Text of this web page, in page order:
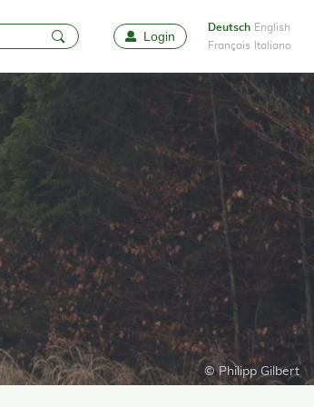
FavoritenLogin
Deutsch English
Français
Italiano
© Philipp Gilbert